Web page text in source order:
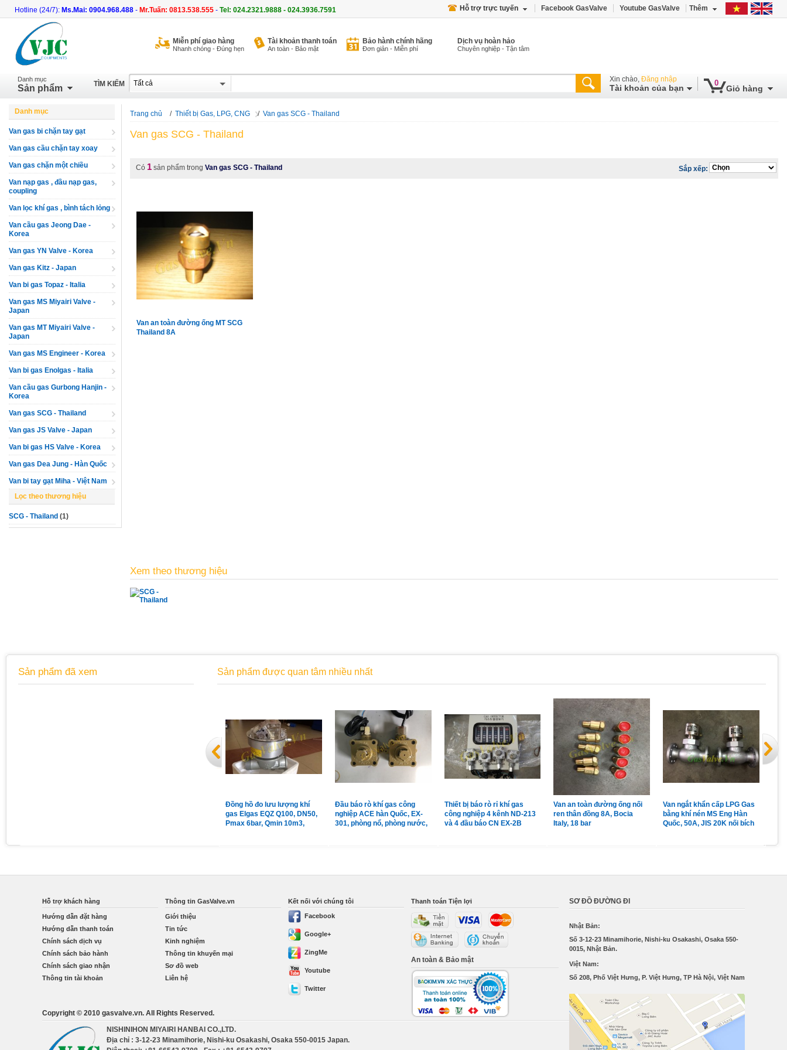
Hotline (24/7): Ms.Mai: 0904.968.488 - Mr.Tuấn: 0813.538.555 - Tel: 024.2321.9888 - 024.3936.7591 Hỗ trợ trực tuyến Facebook GasValve Youtube GasValve Thêm
Miễn phí giao hàng
Nhanh chóng - Đúng hẹn
Tài khoản thanh toán
An toàn - Bảo mật
Bảo hành chính hãng
Đơn giản - Miễn phí
Dịch vụ hoàn hảo
Chuyên nghiệp - Tận tâm
TÌM KIẾM
Danh mục
Sản phẩm
Xin chào, Đăng nhập
Tài khoản của bạn
0
Giỏ hàng
Danh mục
Van gas bi chặn tay gạt
Van gas cầu chặn tay xoay
Van gas chặn một chiều
Van nạp gas , đầu nạp gas,
coupling
Van lọc khí gas , bình tách lỏng
Van cầu gas Jeong Dae -
Korea
Van gas YN Valve - Korea
Van gas Kitz - Japan
Van bi gas Topaz - Italia
Van gas MS Miyairi Valve -
Japan
Van gas MT Miyairi Valve -
Japan
Van gas MS Engineer - Korea
Van bi gas Enolgas - Italia
Van cầu gas Gurbong Hanjin -
Korea
Van gas SCG - Thailand
Van gas JS Valve - Japan
Van bi gas HS Valve - Korea
Van gas Dea Jung - Hàn Quốc
Van bi tay gạt Miha - Việt Nam
Lọc theo thương hiệu
SCG - Thailand (1)
Trang chủ / Thiết bị Gas, LPG, CNG / Van gas SCG - Thailand
Van gas SCG - Thailand
Có 1 sản phẩm trong Van gas SCG - Thailand Sắp xếp:
Van an toàn đường ống MT SCG
Thailand 8A
Xem theo thương hiệu
Sản phẩm đã xem Sản phẩm được quan tâm nhiều nhất
Đồng hồ đo lưu lượng khí
gas Elgas EQZ Q100, DN50,
Pmax 6bar, Qmin 10m3,
Đầu báo rò khí gas công
nghiệp ACE hàn Quốc, EX-
301, phòng nổ, phòng nước,
Thiết bị báo rò rỉ khí gas
công nghiệp 4 kênh ND-213
và 4 đầu báo CN EX-2B
Van an toàn đường ống nối
ren thân đồng 8A, Bocia
Italy, 18 bar
Van ngắt khẩn cấp LPG Gas
bằng khí nén MS Eng Hàn
Quốc, 50A, JIS 20K nối bích
Hỗ trợ khách hàng
Hướng dẫn đặt hàng
Hướng dẫn thanh toán
Chính sách dịch vụ
Chính sách bảo hành
Chính sách giao nhận
Thông tin tài khoản
Thông tin GasValve.vn
Giới thiệu
Tin tức
Kinh nghiệm
Thông tin khuyến mại
Sơ đồ web
Liên hệ
Kết nối với chúng tôi
Facebook
Google+
ZingMe
Youtube
Twitter
Thanh toán Tiện lợi
An toàn & Bảo mật
Copyright © 2010 gasvalve.vn. All Rights Reserved.
NISHINIHON MIYAIRI HANBAI CO.,LTD.
Địa chỉ : 3-12-23 Minamihorie, Nishi-ku Osakashi, Osaka 550-0015 Japan.
SƠ ĐỒ ĐƯỜNG ĐI
Nhật Bản:
Số 3-12-23 Minamihorie, Nishi-ku Osakashi, Osaka 550-
0015, Nhật Bản.
Việt Nam:
Số 208, Phố Việt Hưng, P. Việt Hưng, TP Hà Nội, Việt Nam